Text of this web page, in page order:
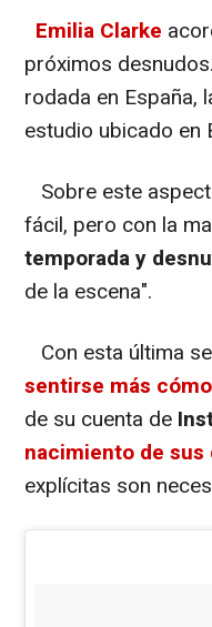
Emilia Clarke
próximos
rodada en España,
estudio ubicado en
Sobre este
fácil, pero con la
temporada y
de la escena".
Con esta última
sentirse más
de su cuenta de
nacimiento de sus
explícitas son